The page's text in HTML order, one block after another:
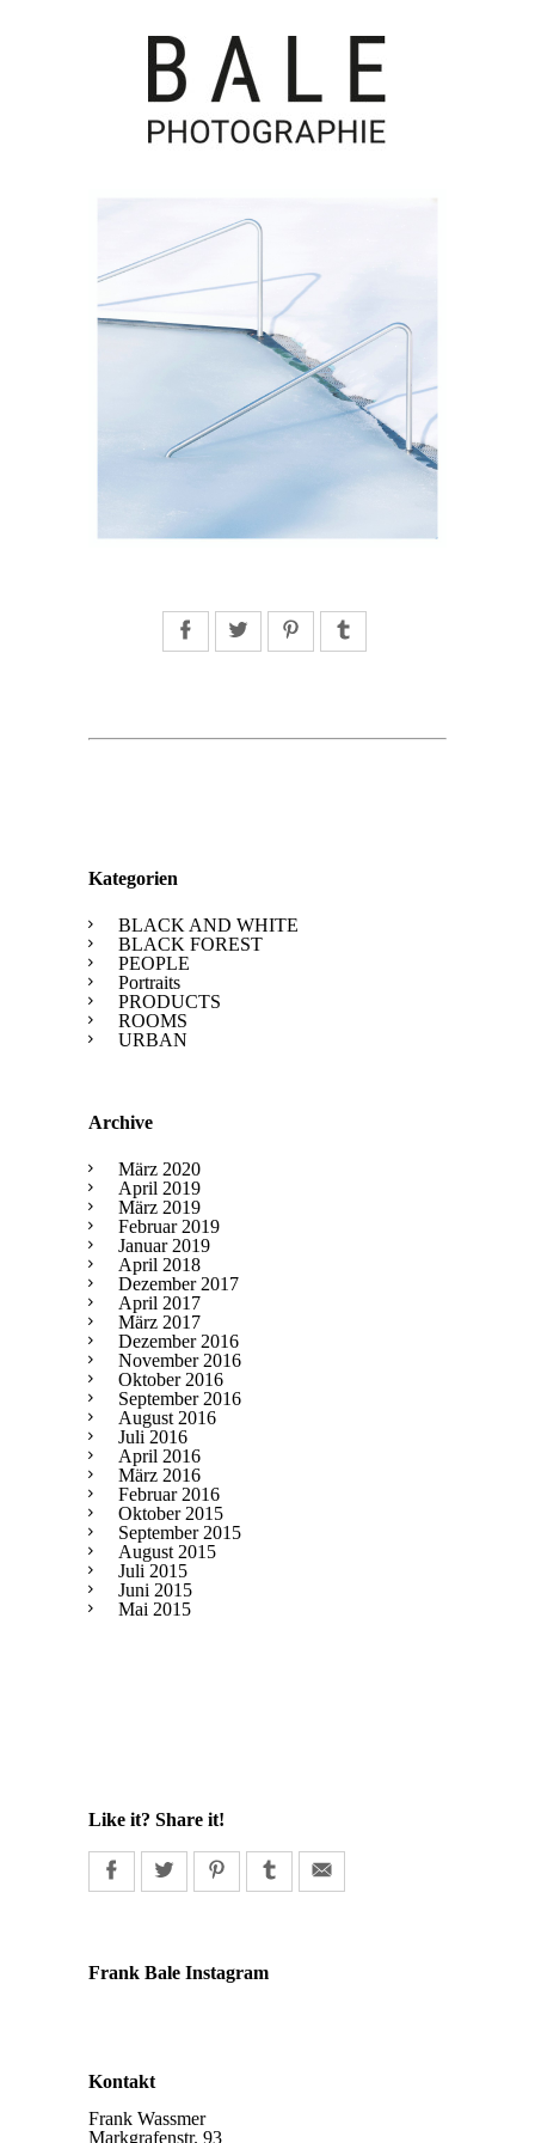
FacebookTwitter Pinterest
Kategorien
BLACK AND WHITE
BLACK FOREST
PEOPLE
Portraits
PRODUCTS
ROOMS
URBAN
Archive
März 2020
April 2019
März 2019
Februar 2019
Januar 2019
April 2018
Dezember 2017
April 2017
März 2017
Dezember 2016
November 2016
Oktober 2016
September 2016
August 2016
Juli 2016
April 2016
März 2016
Februar 2016
Oktober 2015
September 2015
August 2015
Juli 2015
Juni 2015
Mai 2015
Like it? Share it!
Frank Bale Instagram
Kontakt
Frank Wassmer
Markgrafenstr. 93